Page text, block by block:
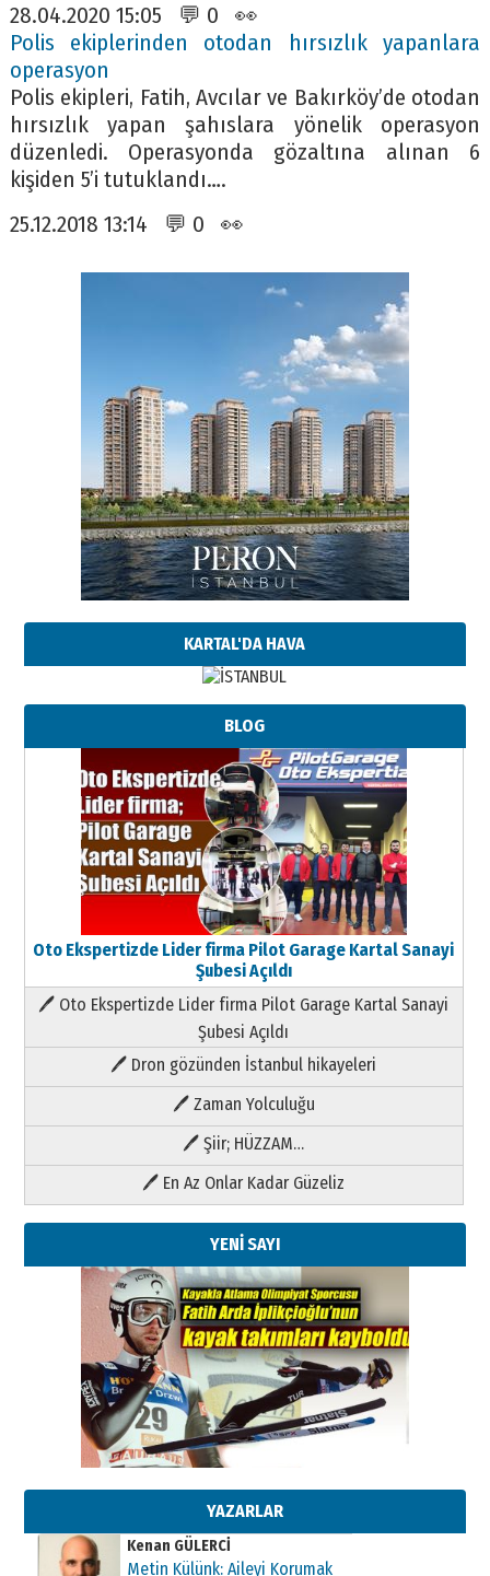
28.04.2020 15:05 💬 0 👀
Polis ekiplerinden otodan hırsızlık yapanlara
operasyon
Polis ekipleri, Fatih, Avcılar ve Bakırköy’de otodan
hırsızlık yapan şahıslara yönelik operasyon
düzenledi. Operasyonda gözaltına alınan 6
kişiden 5’i tutuklandı….
25.12.2018 13:14 💬 0 👀
KARTAL'DA HAVA
BLOG
Oto Ekspertizde Lider firma Pilot Garage Kartal Sanayi
Şubesi Açıldı
🖊 Oto Ekspertizde Lider firma Pilot Garage Kartal Sanayi
Şubesi Açıldı
🖊 Dron gözünden İstanbul hikayeleri
🖊 Zaman Yolculuğu
🖊 Şiir; HÜZZAM…
🖊 En Az Onlar Kadar Güzeliz
YENİ SAYI
YAZARLAR
Kenan GÜLERCİ
Metin Külünk: Aileyi Korumak
11 Mayıs 2026 Pazartesi
Kenan GÜLERCİ
Metin Külünk: Aileyi Korumak